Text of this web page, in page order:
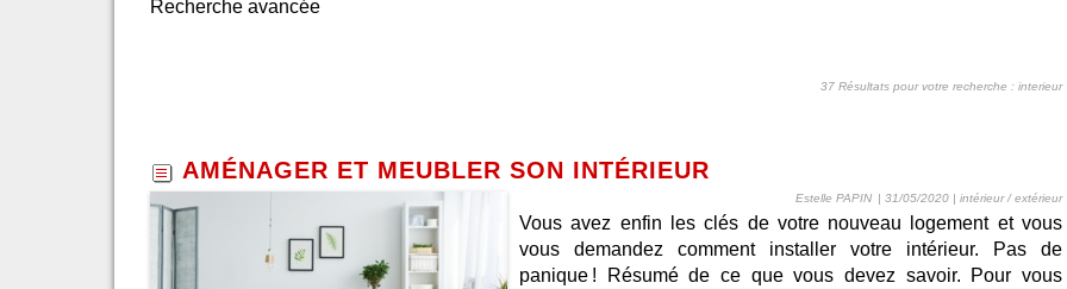
Recherche avancée
37 Résultats pour votre recherche : interieur
AMÉNAGER ET MEUBLER SON INTÉRIEUR
Estelle PAPIN | 31/05/2020 | intérieur / extérieur
Vous avez enfin les clés de votre nouveau logement et vous
vous demandez comment installer votre intérieur. Pas de
panique ! Résumé de ce que vous devez savoir. Pour vous